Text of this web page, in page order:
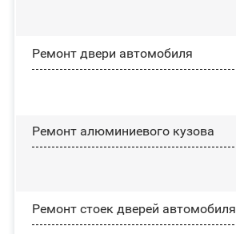
Ремонт двери автомобиля
Ремонт алюминиевого кузова
Ремонт стоек дверей автомобиля